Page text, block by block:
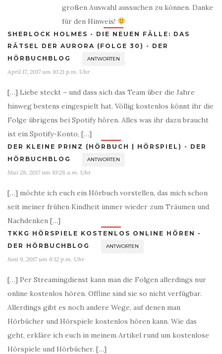
großen Auswahl aussuchen zu können. Danke
für den Hinweis!
SHERLOCK HOLMES - DIE NEUEN FÄLLE: DAS
RÄTSEL DER AURORA (FOLGE 30) - DER
HÖRBUCHBLOG
ANTWORTEN
April 17, 2017 um 10:21 p.m. Uhr
[…] Liebe steckt – und dass sich das Team über die Jahre
hinweg bestens eingespielt hat. Völlig kostenlos könnt ihr die
Folge übrigens bei Spotify hören. Alles was ihr dazu braucht
ist ein Spotify-Konto, […]
DER KLEINE PRINZ (HÖRBUCH | HÖRSPIEL) - DER
HÖRBUCHBLOG
ANTWORTEN
Mai 28, 2017 um 10:28 a.m. Uhr
[…] möchte ich euch ein Hörbuch vorstellen, das mich schon
seit meiner frühen Kindheit immer wieder zum Träumen und
Nachdenken […]
TKKG HÖRSPIELE KOSTENLOS ONLINE HÖREN -
DER HÖRBUCHBLOG
ANTWORTEN
Juni 9, 2017 um 6:12 p.m. Uhr
[…] Per Streamingdienst kann man die Folgen allerdings nur
online kostenlos hören. Offline sind sie so nicht verfügbar.
Allerdings gibt es noch andere Wege, auf denen man
Hörbücher und Hörspiele kostenlos hören kann. Wie das
geht, erkläre ich euch in meinem Artikel rund um kostenlose
Hörspiele und Hörbücher. […]